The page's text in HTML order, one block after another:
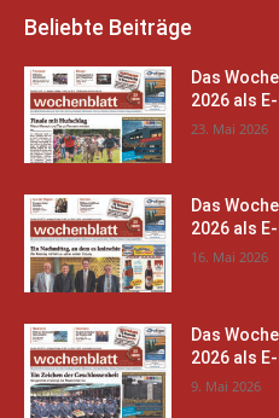
Beliebte Beiträge
Das
2026 als
23. Mai 2026
Das
2026 als
16. Mai 2026
Das
2026 als
9. Mai 2026